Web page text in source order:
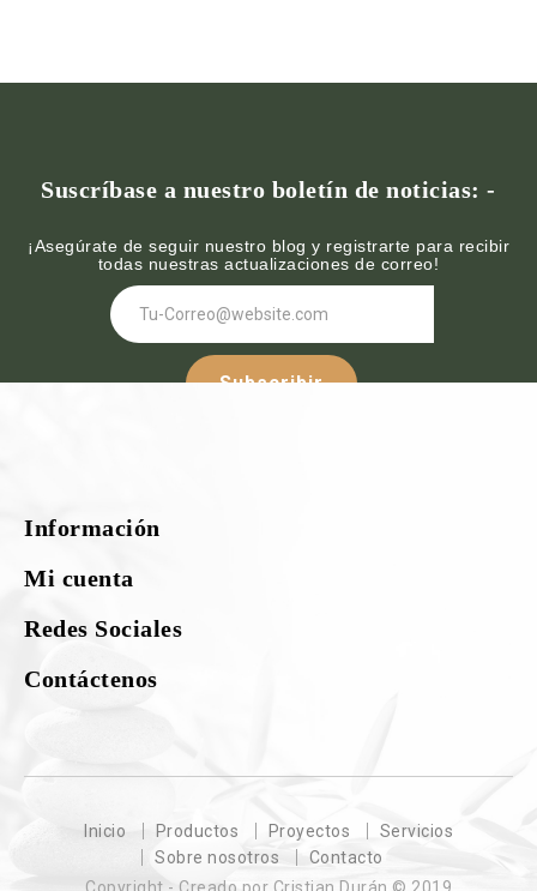
Suscríbase a nuestro boletín de noticias: -
¡Asegúrate de seguir nuestro blog y registrarte para recibir
todas nuestras actualizaciones de correo!
Subscribir
Información
Mi cuenta
Redes Sociales
Contáctenos
Inicio Productos Proyectos
Servicios
Sobre nosotros
Contacto
Copyright - Creado por Cristian Durán © 2019